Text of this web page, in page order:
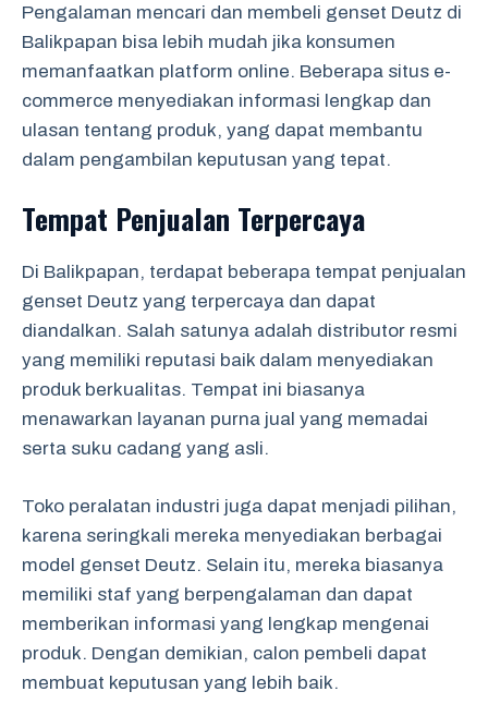
Pengalaman mencari dan membeli genset Deutz di
Balikpapan bisa lebih mudah jika konsumen
memanfaatkan platform online. Beberapa situs e-
commerce menyediakan informasi lengkap dan
ulasan tentang produk, yang dapat membantu
dalam pengambilan keputusan yang tepat.
Tempat Penjualan Terpercaya
Di Balikpapan, terdapat beberapa tempat penjualan
genset Deutz yang terpercaya dan dapat
diandalkan. Salah satunya adalah distributor resmi
yang memiliki reputasi baik dalam menyediakan
produk berkualitas. Tempat ini biasanya
menawarkan layanan purna jual yang memadai
serta suku cadang yang asli.
Toko peralatan industri juga dapat menjadi pilihan,
karena seringkali mereka menyediakan berbagai
model genset Deutz. Selain itu, mereka biasanya
memiliki staf yang berpengalaman dan dapat
memberikan informasi yang lengkap mengenai
produk. Dengan demikian, calon pembeli dapat
membuat keputusan yang lebih baik.